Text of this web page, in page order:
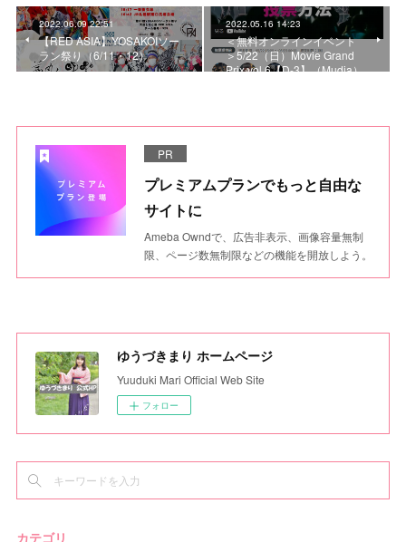
2022.06.09 22:51
【RED ASIA】YOSAKOIソー
ラン祭り（6/11・12）
2022.05.16 14:23
＜無料オンラインイベント
＞5/22（日）Movie Grand
Prix vol.6【D-3】（Mudia）
PR
プレミアムプランでもっと自由な
サイトに
Ameba Owndで、広告非表示、画像容量無制
限、ページ数無制限などの機能を開放しよう。
ゆうづきまり ホームページ
Yuuduki Mari Official Web Site
フォロー
カテゴリ